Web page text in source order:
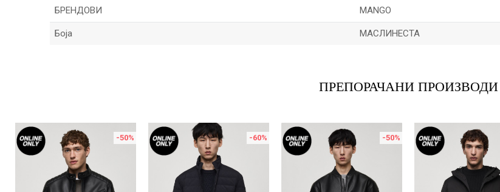
БРЕНДОВИ MANGO
Боја МАСЛИНЕСТА
Порака
ПРЕПОРАЧАНИ ПРОИЗВОДИ
-50% -60% -50%